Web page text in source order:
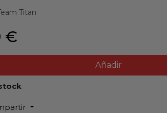
Titan
€
Añadir